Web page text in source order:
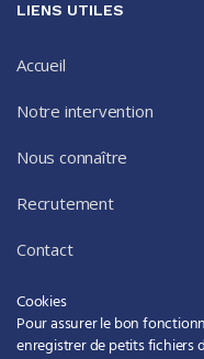
LIENS UTILES
Accueil
Notre intervention
Nous connaître
Recrutement
Contact
34 route de Bordeaux,
37170 Chambray-
Cookies
Pour assurer le bon
enregistrer de petits fichiers